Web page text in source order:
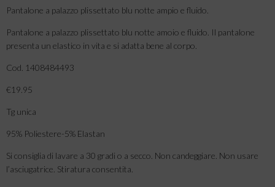
Pantalone a palazzo plissettato blu notte ampio e fluido.
Pantalone a palazzo plissettato blu notte amoio e fluido. Il pantalone
presenta un elastico in vita e si adatta bene al corpo.
Cod. 1408484493
€19.95
Tg unica
95% Poliestere-5% Elastan
Si consiglia di lavare a 30 gradi o a secco. Non candeggiare. Non usare
l’asciugatrice. Stiratura consentita.